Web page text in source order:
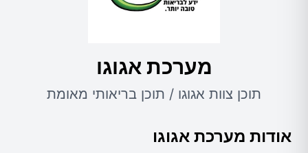
מערכת אגוגו
תוכן צוות אגוגו / תוכן בריאותי מאומת
אודות מערכת אגוגו